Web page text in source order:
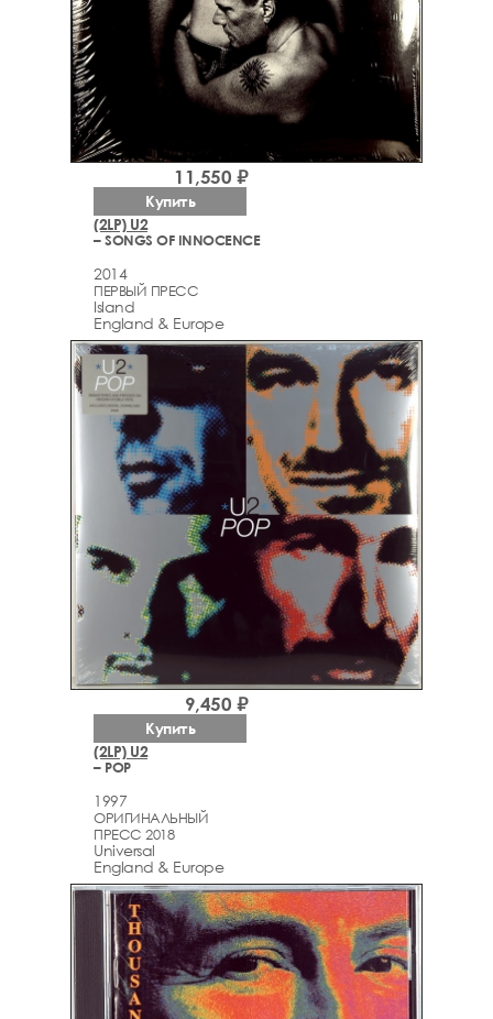
(2LP) U2
– SONGS OF INNOCENCE
2014
ПЕРВЫЙ ПРЕСС
Island
England & Europe
11,550 ₽
Купить
(2LP) U2
– POP
1997
ОРИГИНАЛЬНЫЙ
ПРЕСС 2018
Universal
England & Europe
9,450 ₽
Купить